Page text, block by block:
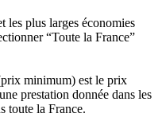
les plus larges économies
“Toute la France”
minimum) est le prix
prestation donnée dans les
toute la France.